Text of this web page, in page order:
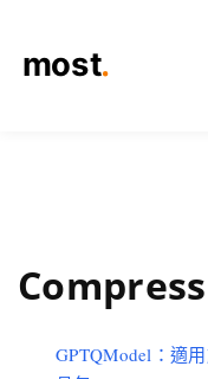
GPTQModel：適